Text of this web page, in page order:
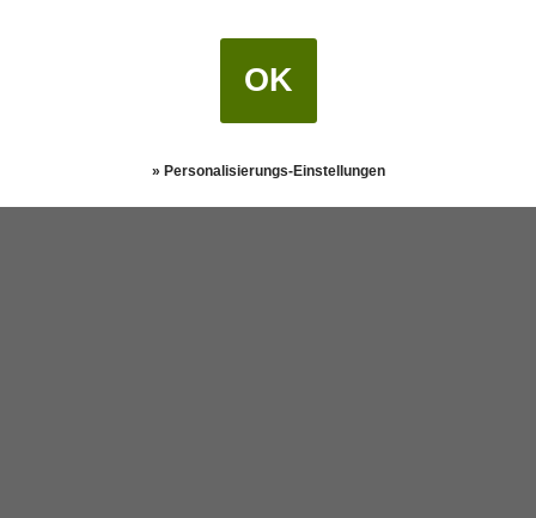
OK
» Personalisierungs-Einstellungen